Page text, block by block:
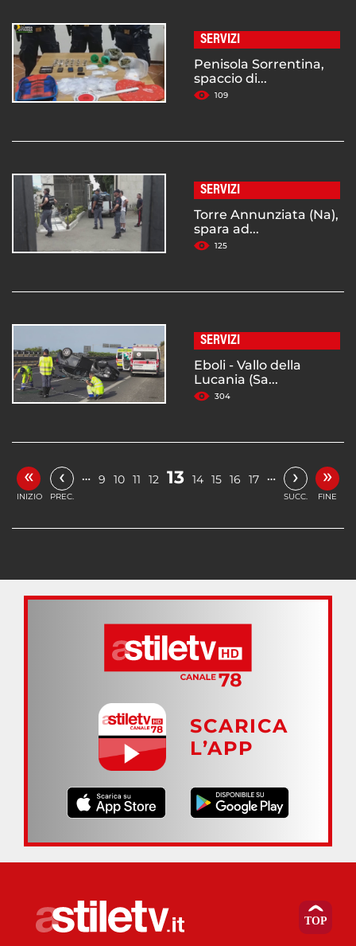
SERVIZI
Penisola Sorrentina,
spaccio di...
109
SERVIZI
Torre Annunziata (Na),
spara ad...
125
SERVIZI
Eboli - Vallo della
Lucania (Sa...
304
«
INIZIO
‹
PREC.
… 9 10 11 12 13 14 15 16 17 … ›
SUCC.
»
FINE
SCARICA
L’APP